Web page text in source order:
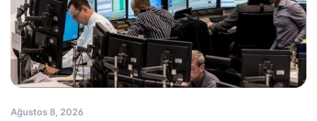
Ağustos 8, 2026